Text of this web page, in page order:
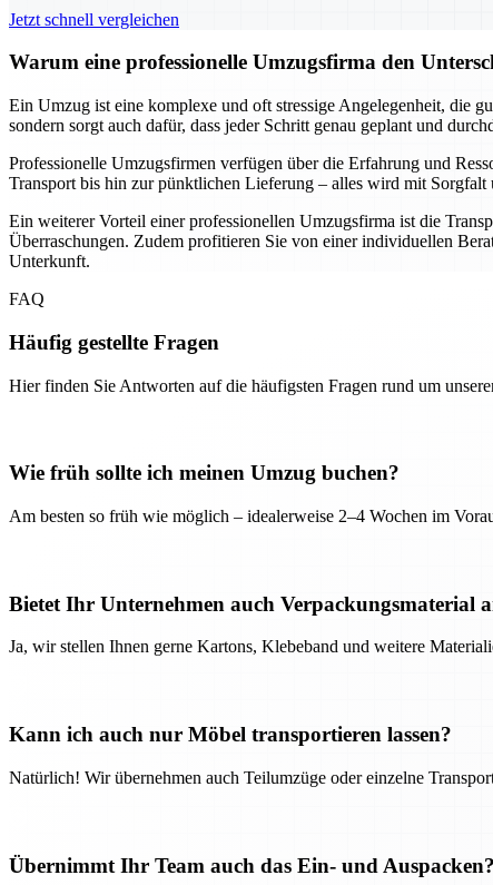
Jetzt schnell vergleichen
Warum eine professionelle Umzugsfirma den
Ein Umzug ist eine komplexe und oft stressige Angelegenheit, die
sondern sorgt auch dafür, dass jeder Schritt genau geplant und
Professionelle Umzugsfirmen verfügen über die Erfahrung und
Transport bis hin zur pünktlichen Lieferung – alles wird mit
Ein weiterer Vorteil einer professionellen Umzugsfirma ist die
Überraschungen. Zudem profitieren Sie von einer individuellen
Unterkunft.
FAQ
Häufig gestellte Fragen
Hier finden Sie Antworten auf die häufigsten Fragen rund um
Wie früh sollte ich meinen Umzug buchen?
Am besten so früh wie möglich – idealerweise 2–4 Wochen im
Bietet Ihr Unternehmen auch Verpackungsmaterial
Ja, wir stellen Ihnen gerne Kartons, Klebeband und weitere
Kann ich auch nur Möbel transportieren lassen?
Natürlich! Wir übernehmen auch Teilumzüge oder einzelne
Übernimmt Ihr Team auch das Ein- und Auspacken?